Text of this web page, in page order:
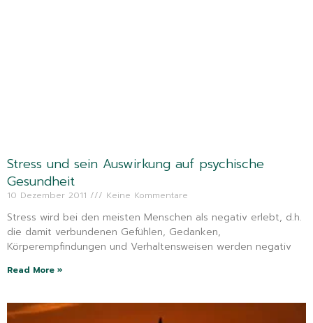
Stress und sein Auswirkung auf psychische
Gesundheit
10 Dezember 2011 Keine Kommentare
Stress wird bei den meisten Menschen als negativ erlebt, d.h.
die damit verbundenen Gefühlen, Gedanken,
Körperempfindungen und Verhaltensweisen werden negativ
Read More »